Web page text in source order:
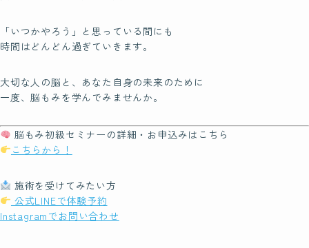
「いつかやろう」と思っている間にも
時間はどんどん過ぎていきます。
大切な人の脳と、あなた自身の未来のために
一度、脳もみを学んでみませんか。
脳もみ初級セミナーの詳細・お申込みはこちら
こちらから！
施術を受けてみたい方
公式LINEで体験予約
Instagramでお問い合わせ